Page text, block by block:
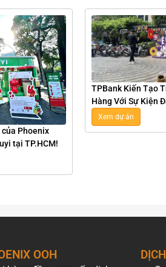
Phoenix
tại TP.HCM!
TPBank Kiến Tạo
Hàng Với Sự Kiện
Đi Bộ Hà Nội
Xem dự án
OOH